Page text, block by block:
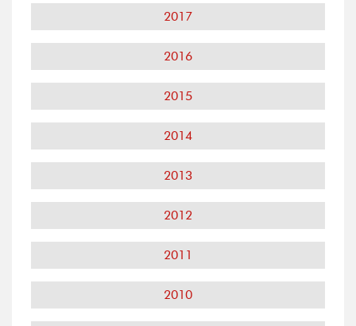
2017
2016
2015
2014
2013
2012
2011
2010